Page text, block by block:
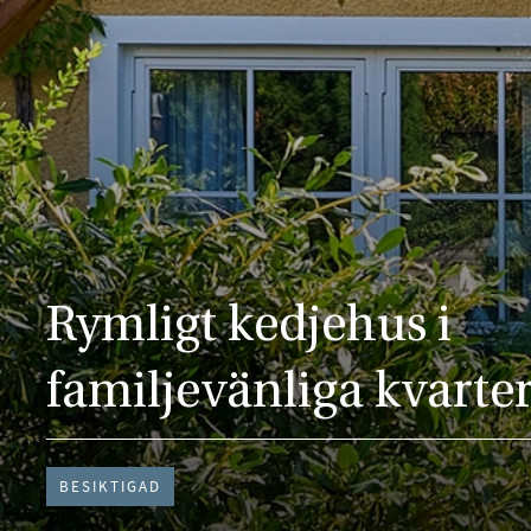
Rymligt kedjehus i
familjevänliga
BESIKTIGAD